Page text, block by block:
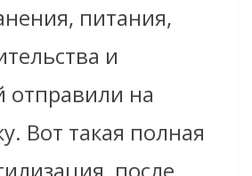
питания,
и
отправили на
Вот такая полная
после